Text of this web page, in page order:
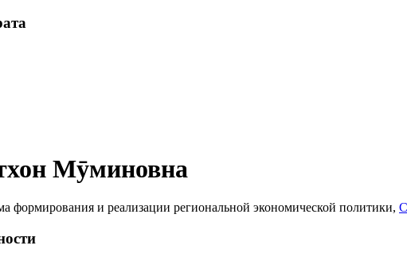
Мӯминовна
формирования и реализации региональной экономической политики,